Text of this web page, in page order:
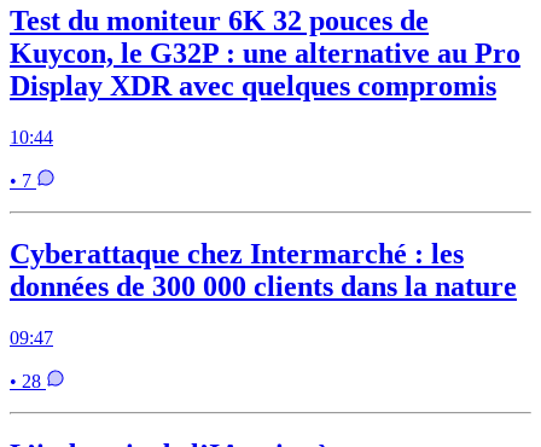
Test du moniteur 6K 32 pouces de
Kuycon, le G32P : une alternative au Pro
Display XDR avec quelques compromis
10:44
• 7
Cyberattaque chez Intermarché : les
données de 300 000 clients dans la nature
09:47
• 28